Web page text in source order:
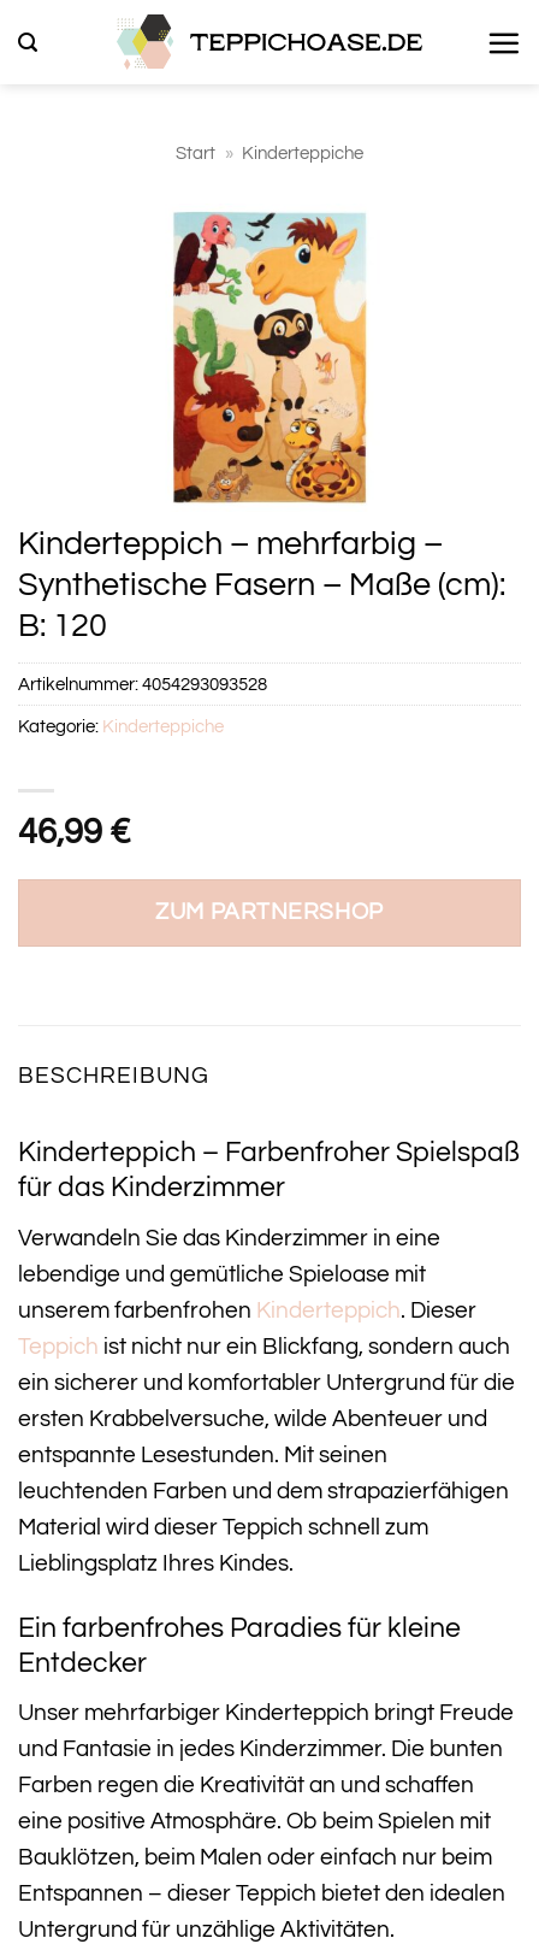
Inhalt
Start » Kinderteppiche
Kinderteppich – mehrfarbig –
Synthetische Fasern – Maße (cm):
B: 120
46,99 €
ZUM PARTNERSHOP
Artikelnummer:4054293093528
Kategorie: Kinderteppiche
BESCHREIBUNG
Kinderteppich – Farbenfroher Spielspaß
für das Kinderzimmer
Verwandeln Sie das Kinderzimmer in eine
lebendige und gemütliche Spieloase mit
unserem farbenfrohen Kinderteppich. Dieser
Teppich ist nicht nur ein Blickfang, sondern auch
ein sicherer und komfortabler Untergrund für die
ersten Krabbelversuche, wilde Abenteuer und
entspannte Lesestunden. Mit seinen
leuchtenden Farben und dem strapazierfähigen
Material wird dieser Teppich schnell zum
Lieblingsplatz Ihres Kindes.
Ein farbenfrohes Paradies für kleine
Entdecker
Unser mehrfarbiger Kinderteppich bringt Freude
und Fantasie in jedes Kinderzimmer. Die bunten
Farben regen die Kreativität an und schaffen
eine positive Atmosphäre. Ob beim Spielen mit
Bauklötzen, beim Malen oder einfach nur beim
Entspannen – dieser Teppich bietet den idealen
Untergrund für unzählige Aktivitäten.